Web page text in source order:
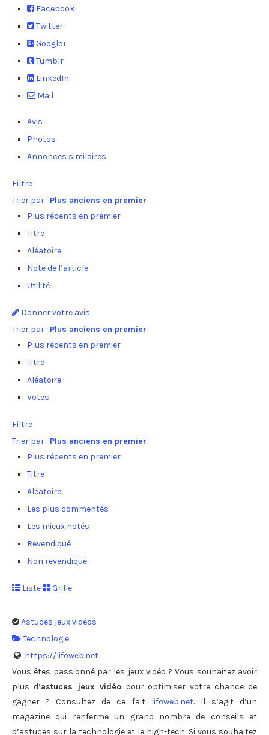
Facebook
Twitter
Google+
Tumblr
LinkedIn
Mail
Avis
Photos
Annonces similaires
Filtre
Trier par : Plus anciens en premier
Plus récents en premier
Titre
Aléatoire
Note de l’article
Utilité
Donner votre avis
Trier par : Plus anciens en premier
Plus récents en premier
Titre
Aléatoire
Votes
Filtre
Trier par : Plus anciens en premier
Plus récents en premier
Titre
Aléatoire
Les plus commentés
Les mieux notés
Revendiqué
Non revendiqué
Liste Grille
Astuces jeux vidéos
Technologie
https://lifoweb.net
Vous êtes passionné par les jeux vidéo ? Vous souhaitez avoir
plus d’astuces jeux vidéopour optimiser votre chance de
gagner ? Consultez de ce fait lifoweb.net. Il s’agit d’un
magazine qui renferme un grand nombre de conseils et
d’astuces sur la technologie et le high-tech. Si vous souhaitez